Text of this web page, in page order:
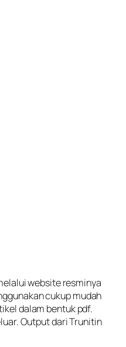
website resminya
cukup mudah
dalam bentuk pdf.
Output dari Trunitin